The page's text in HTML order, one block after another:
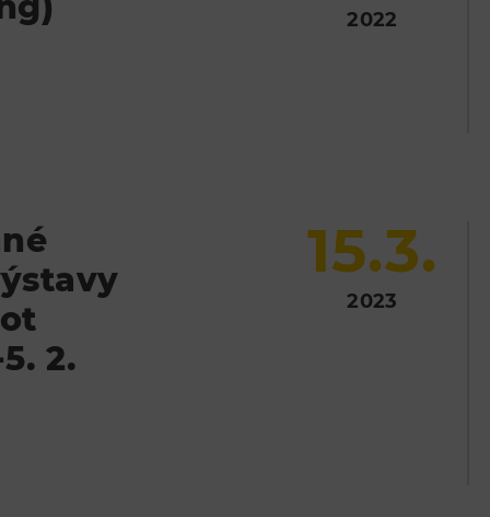
2022
2.
15.3.
2023